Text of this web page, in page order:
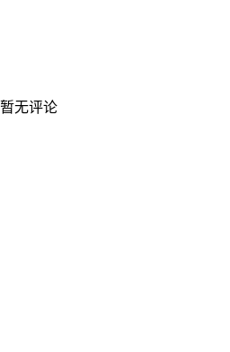
暂无评论